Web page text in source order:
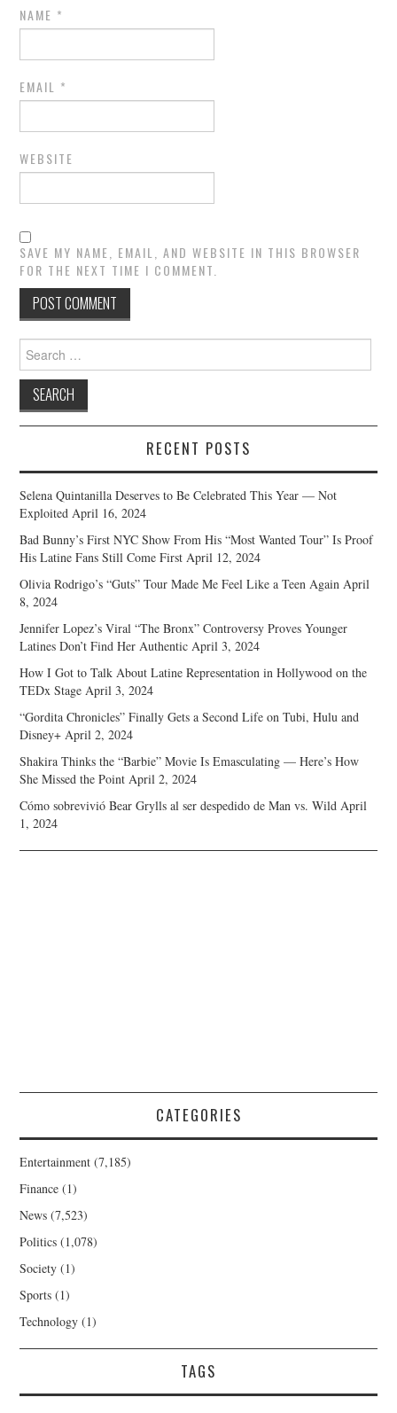
NAME *
EMAIL *
WEBSITE
SAVE MY NAME, EMAIL, AND WEBSITE IN THIS BROWSER
FOR THE NEXT TIME I COMMENT.
Search
for:
RECENT POSTS
Selena Quintanilla Deserves to Be Celebrated This Year — Not
Exploited April 16, 2024
Bad Bunny’s First NYC Show From His “Most Wanted Tour” Is Proof
His Latine Fans Still Come First April 12, 2024
Olivia Rodrigo’s “Guts” Tour Made Me Feel Like a Teen Again April
8, 2024
Jennifer Lopez’s Viral “The Bronx” Controversy Proves Younger
Latines Don’t Find Her Authentic April 3, 2024
How I Got to Talk About Latine Representation in Hollywood on the
TEDx Stage April 3, 2024
“Gordita Chronicles” Finally Gets a Second Life on Tubi, Hulu and
Disney+ April 2, 2024
Shakira Thinks the “Barbie” Movie Is Emasculating — Here’s How
She Missed the Point April 2, 2024
Cómo sobrevivió Bear Grylls al ser despedido de Man vs. Wild April
1, 2024
CATEGORIES
Entertainment (7,185)
Finance (1)
News (7,523)
Politics (1,078)
Society (1)
Sports (1)
Technology (1)
TAGS